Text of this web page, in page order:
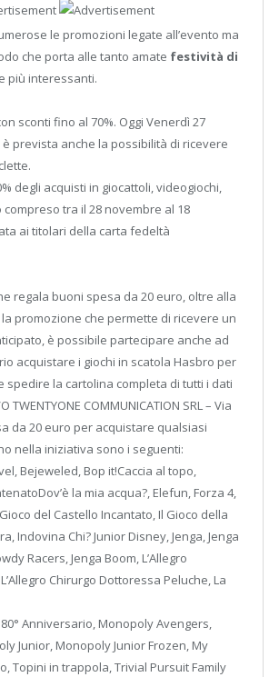
le promozioni legate all’evento ma
che porta alle tanto amate festività di
più interessanti.
sconti fino al 70%. Oggi Venerdì 27
prevista anche la possibilità di ricevere
degli acquisti in giocattoli, videogiochi,
tra il 28 novembre al 18
ai titolari della carta fedeltà
regala buoni spesa da 20 euro, oltre alla
promozione che permette di ricevere un
è possibile partecipare anche ad
acquistare i giochi in scatola Hasbro per
la cartolina completa di tutti i dati
COMMUNICATION SRL – Via
da 20 euro per acquistare qualsiasi
nella iniziativa sono i seguenti:
Bejeweled, Bop it!Caccia al topo,
la mia acqua?, Elefun, Forza 4,
del Castello Incantato, Il Gioco della
Indovina Chi? Junior Disney, Jenga, Jenga
Racers, Jenga Boom, L’Allegro
Chirurgo Dottoressa Peluche, La
Anniversario, Monopoly Avengers,
Junior, Monopoly Junior Frozen, My
Topini in trappola, Trivial Pursuit Family